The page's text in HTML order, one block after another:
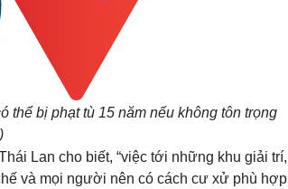
thể bị phạt tù 15 năm nếu không tôn trọng
Lan cho biết, “việc tới những khu giải trí,
và mọi người nên có cách cư xử phù hợp